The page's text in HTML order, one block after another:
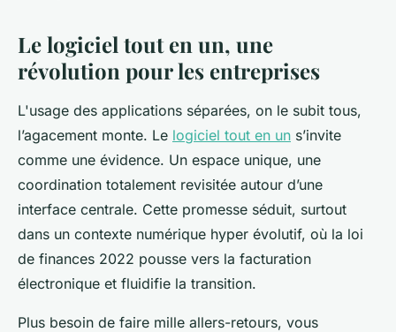
Le logiciel tout en un, une
révolution pour les entreprises
L'usage des applications séparées, on le subit tous,
l’agacement monte. Le logiciel tout en un s’invite
comme une évidence. Un espace unique, une
coordination totalement revisitée autour d’une
interface centrale. Cette promesse séduit, surtout
dans un contexte numérique hyper évolutif, où la loi
de finances 2022 pousse vers la facturation
électronique et fluidifie la transition.
Plus besoin de faire mille allers-retours, vous